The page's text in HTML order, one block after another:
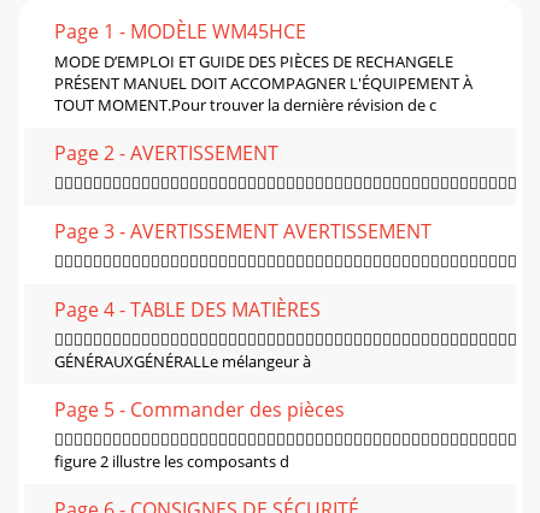
Page 1 - MODÈLE WM45HCE
MODE D’EMPLOI ET GUIDE DES PIÈCES DE RECHANGELE
PRÉSENT MANUEL DOIT ACCOMPAGNER L'ÉQUIPEMENT À
TOUT MOMENT.Pour trouver la dernière révision de c
Page 2 - AVERTISSEMENT
Page 3 - AVERTISSEMENT AVERTISSEMENT
Page 4 - TABLE DES MATIÈRES
GÉNÉRAUXGÉNÉRALLe mélangeur à
Page 5 - Commander des pièces
ﬁgure 2 illustre les composants d